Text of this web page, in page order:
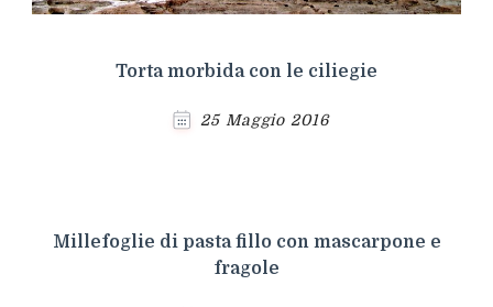
Torta morbida con le ciliegie
25 Maggio 2016
Millefoglie di pasta fillo con mascarpone e
fragole